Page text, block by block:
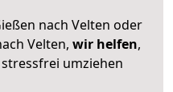
nach Velten oder
Velten, wir helfen,
umziehen